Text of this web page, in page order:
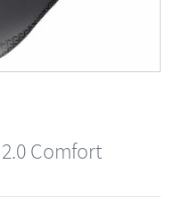
Comfort